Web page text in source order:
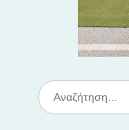
S
e